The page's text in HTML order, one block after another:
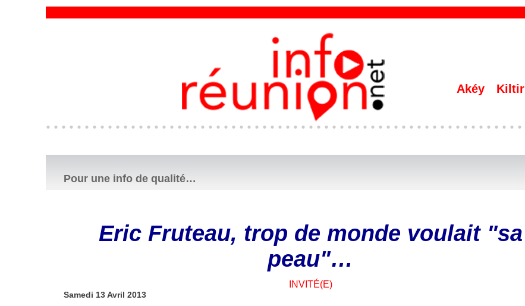
Akéy Kiltir
Pour une info de qualité…
Eric Fruteau, trop de monde voulait "sa
peau"…
INVITÉ(E)
Samedi 13 Avril 2013